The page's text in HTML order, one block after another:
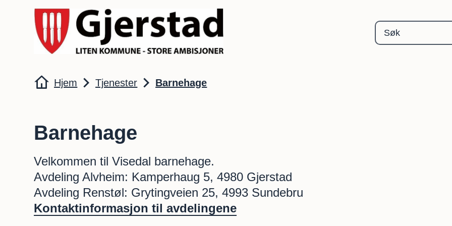
Gjerstad kommune
Du er her:
Hjem Tjenester Barnehage
Barnehage
Velkommen til Visedal barnehage.
Avdeling Alvheim: Kamperhaug 5, 4980 Gjerstad
Avdeling Renstøl: Grytingveien 25, 4993 Sundebru
Kontaktinformasjon til avdelingene